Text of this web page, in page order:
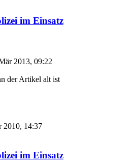
im Einsatz
2013, 09:22
der Artikel alt ist
2010, 14:37
im Einsatz